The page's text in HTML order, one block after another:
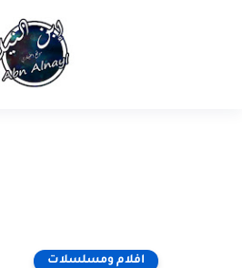
افلام ومسلسلات